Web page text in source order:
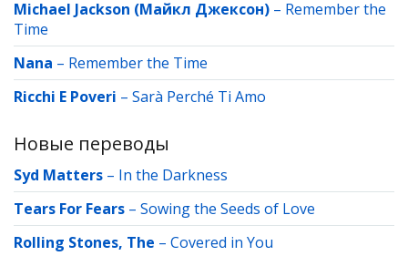
Michael Jackson (Майкл Джексон) – Remember the
Time
Nana – Remember the Time
Ricchi E Poveri – Sarà Perché Ti Amo
Новые переводы
Syd Matters – In the Darkness
Tears For Fears – Sowing the Seeds of Love
Rolling Stones, The – Covered in You